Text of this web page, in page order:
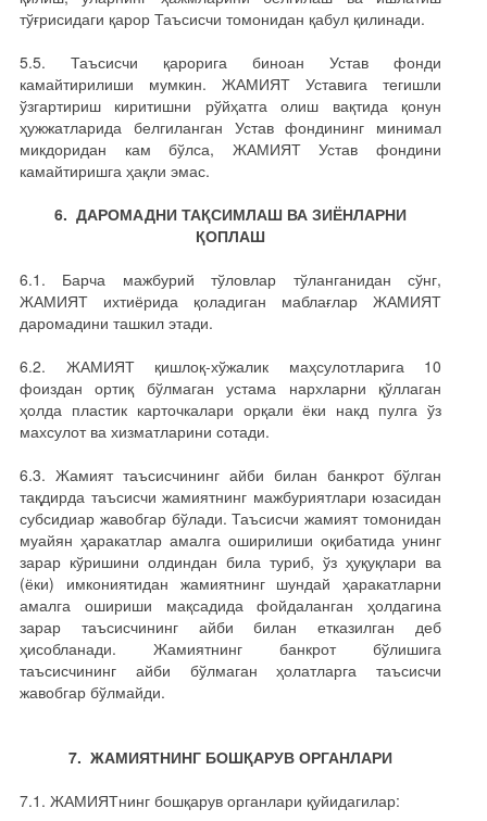
тўғрисидаги қарор Таъсисчи томонидан қабул қилинади.
5.5. Таъсисчи қарорига биноан Устав фонди
камайтирилиши мумкин. ЖАМИЯТ Уставига тегишли
ўзгартириш киритишни рўйҳатга олиш вақтида қонун
ҳужжатларида белгиланган Устав фондининг минимал
микдоридан кам бўлса, ЖАМИЯТ Устав фондини
камайтиришга ҳақли эмас.
6. ДАРОМАДНИ ТАҚСИМЛАШ ВА ЗИЁНЛАРНИ
ҚОПЛАШ
6.1. Барча мажбурий тўловлар тўланганидан сўнг,
ЖАМИЯТ ихтиёрида қоладиган маблағлар ЖАМИЯТ
даромадини ташкил этади.
6.2. ЖАМИЯТ қишлоқ-хўжалик маҳсулотларига 10
фоиздан ортиқ бўлмаган устама нархларни қўллаган
ҳолда пластик карточкалари орқали ёки накд пулга ўз
махсулот ва хизматларини сотади.
6.3. Жамият таъсисчининг айби билан банкрот бўлган
тақдирда таъсисчи жамиятнинг мажбуриятлари юзасидан
субсидиар жавобгар бўлади. Таъсисчи жамият томонидан
муайян ҳаракатлар амалга оширилиши оқибатида унинг
зарар кўришини олдиндан била туриб, ўз ҳуқуқлари ва
(ёки) имкониятидан жамиятнинг шундай ҳаракатларни
амалга ошириши мақсадида фойдаланган ҳолдагина
зарар таъсисчининг айби билан етказилган деб
ҳисобланади. Жамиятнинг банкрот бўлишига
таъсисчининг айби бўлмаган ҳолатларга таъсисчи
жавобгар бўлмайди.
7. ЖАМИЯТНИНГ БОШҚАРУВ ОРГАНЛАРИ
7.1. ЖАМИЯТнинг бошқарув органлари қуйидагилар: